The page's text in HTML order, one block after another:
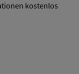
kostenlos